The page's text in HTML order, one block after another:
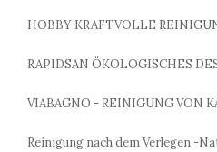
HOBBY KRAFTVOLLE
RAPIDSAN ÖKOLOGISCHES
VIABAGNO - REINIGUNG VON
Reinigung nach dem Verlegen -